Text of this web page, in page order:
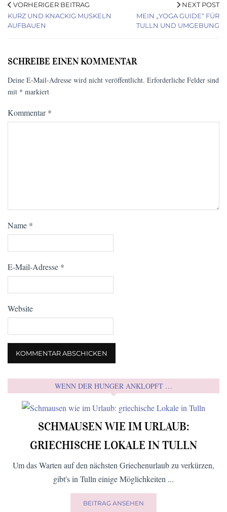
VORHERIGER BEITRAG
KURZ UND KNACKIG MUSKELN
AUFBAUEN
NEXT POST
MEIN „YOGA GUIDE“ FÜR
TULLN UND UMGEBUNG
SCHREIBE EINEN KOMMENTAR
Deine E-Mail-Adresse wird nicht veröffentlicht. Erforderliche Felder sind
mit * markiert
Kommentar*
Name *
E-Mail-Adresse *
Website
WENN DER HUNGER ANKLOPFT …
SCHMAUSEN WIE IM URLAUB:
GRIECHISCHE LOKALE IN TULLN
Um das Warten auf den nächsten Griechenurlaub zu verkürzen,
gibt's in Tulln einige Möglichkeiten ...
BEITRAG ANSEHEN